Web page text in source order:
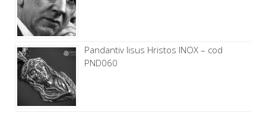
Pandantiv Iisus Hristos INOX – cod
PND060